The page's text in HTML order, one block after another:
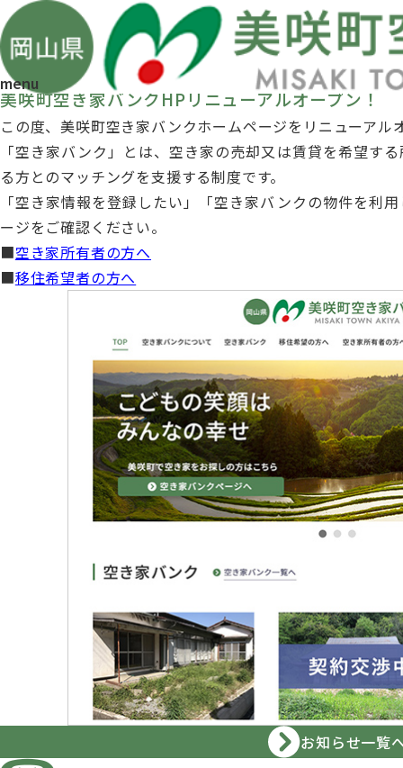
menu
お知らせ
TOP お知らせ
美咲町空き家バンクHPリニュ...
2023/12/20
美咲町空き家バンクHPリニューアルオープン！
この度、美咲町空き家バンクホームページをリニューアル
「空き家バンク」とは、空き家の売却又は賃貸を希望す
る方とのマッチングを支援する制度です。
「空き家情報を登録したい」「空き家バンクの物件を利
ージをご確認ください。
空き家所有者の方へ
移住希望者の方へ
お知らせ一覧